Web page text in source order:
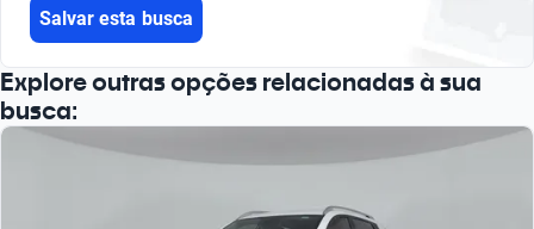
Salvar esta busca
Explore outras opções relacionadas à sua
busca: